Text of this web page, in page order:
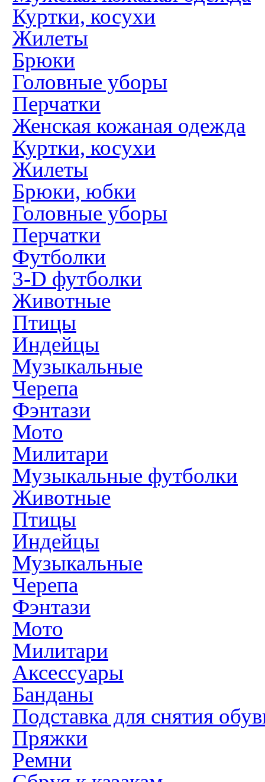
Куртки, косухи
Жилеты
Брюки
Головные уборы
Перчатки
Женская кожаная одежда
Куртки, косухи
Жилеты
Брюки, юбки
Головные уборы
Перчатки
Футболки
3-D футболки
Животные
Птицы
Индейцы
Музыкальные
Черепа
Фэнтази
Мото
Милитари
Музыкальные футболки
Животные
Птицы
Индейцы
Музыкальные
Черепа
Фэнтази
Мото
Милитари
Аксессуары
Банданы
Подставка для снятия
Пряжки
Ремни